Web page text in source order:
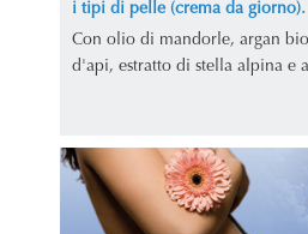
i tipi di pelle (crema da giorno).
Con olio di mandorle, argan
d'api, estratto di stella alpina e